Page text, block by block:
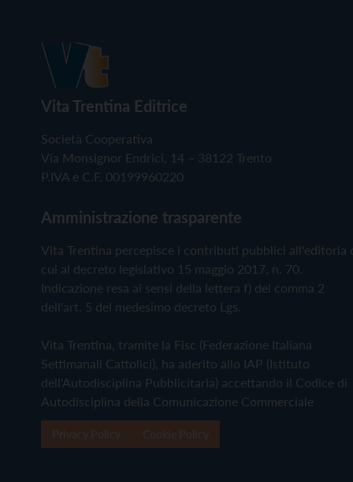
Vita Trentina Editrice
Società Cooperativa
Via Monsignor Endrici, 14 – 38122 Trento
P.IVA e C.F. 00199960220
Amministrazione trasparente
Vita Trentina percepisce i contributi pubblici all'editoria
cui al decreto legislativo 15 maggio 2017, n. 70.
Indicazione resa ai sensi della lettera f) del comma 2
dell'art. 5 del medesimo decreto Lgs.
Vita Trentina, tramite la Fisc (Federazione Italiana
Settimanali Cattolici), ha aderito allo IAP (Istituto
dell'Autodisciplina Pubblicitaria) accettando il Codice di
Autodisciplina della Comunicazione Commerciale